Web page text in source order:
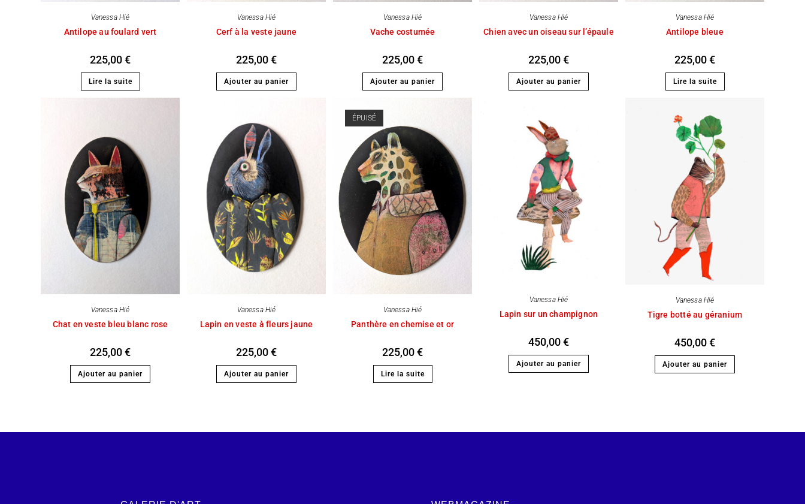
Vanessa Hié
Antilope au foulard vert
225,00€
Lire la suite
Vanessa Hié
Cerf à la veste jaune
225,00€
Ajouter au panier
Vanessa Hié
Vache costumée
225,00€
Ajouter au panier
Vanessa Hié
Chien avec un oiseau sur l’épaule
225,00€
Ajouter au panier
Vanessa Hié
Antilope bleue
225,00€
Lire la suite
Vanessa Hié
Chat en veste bleu blanc rose
225,00€
Ajouter au panier
Vanessa Hié
Lapin en veste à fleurs jaune
225,00€
Ajouter au panier
ÉPUISÉ
Vanessa Hié
Panthère en chemise et or
225,00€
Lire la suite
Vanessa Hié
Lapin sur un champignon
450,00€
Ajouter au panier
Vanessa Hié
Tigre botté au géranium
450,00€
Ajouter au panier